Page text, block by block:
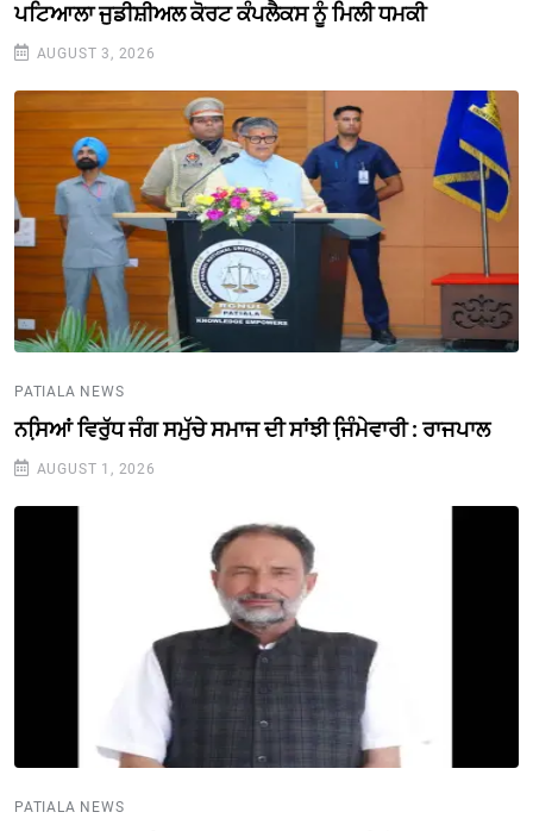
ਪਟਿਆਲਾ ਜੁਡੀਸ਼ੀਅਲ ਕੋਰਟ ਕੰਪਲੈਕਸ ਨੂੰ ਮਿਲੀ ਧਮਕੀ
AUGUST 3, 2026
PATIALA NEWS
ਨਸਿ਼ਆਂ ਵਿਰੁੱਧ ਜੰਗ ਸਮੁੱਚੇ ਸਮਾਜ ਦੀ ਸਾਂਝੀ ਜਿ਼ੰਮੇਵਾਰੀ : ਰਾਜਪਾਲ
AUGUST 1, 2026
PATIALA NEWS